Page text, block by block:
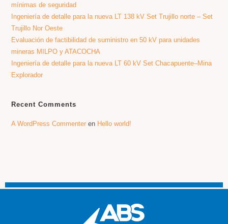
mínimas de seguridad
Ingeniería de detalle para la nueva LT 138 kV Set Trujillo norte – Set
Trujillo Nor Oeste
Evaluación de factibilidad de suministro en 50 kV para unidades
mineras MILPO y ATACOCHA
Ingeniería de detalle para la nueva LT 60 kV Set Chacapuente–Mina
Explorador
Recent Comments
A WordPress Commenter en Hello world!